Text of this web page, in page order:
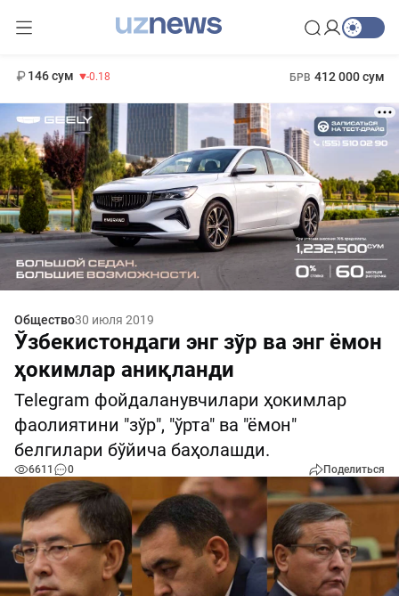
146 сум -0.18 БРВ 412 000 сум
Общество30 июля 2019
Ўзбекистондаги энг зўр ва энг ёмон
ҳокимлар аниқланди
Telegram фойдаланувчилари ҳокимлар
фаолиятини "зўр", "ўрта" ва "ёмон"
белгилари бўйича баҳолашди.
6611 0 Поделиться